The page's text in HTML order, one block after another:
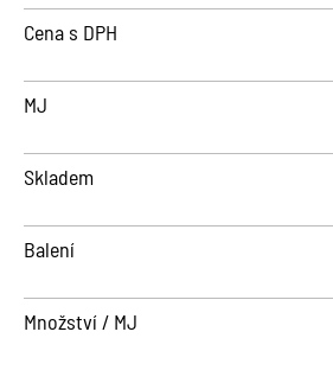
Cena s DPH
MJ
Skladem
Balení
Množství / MJ